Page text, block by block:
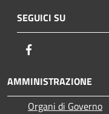
SEGUICI SU
AMMINISTRAZIONE
Organi di Governo